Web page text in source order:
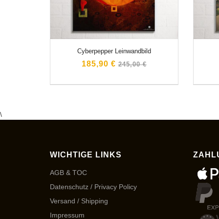
Cyberpepper Leinwandbild
185,90 € Normaler
245,00 €
\
WICHTIGE LINKS
AGB & TOC
Datenschutz / Privacy Policy
Versand / Shipping
Impressum